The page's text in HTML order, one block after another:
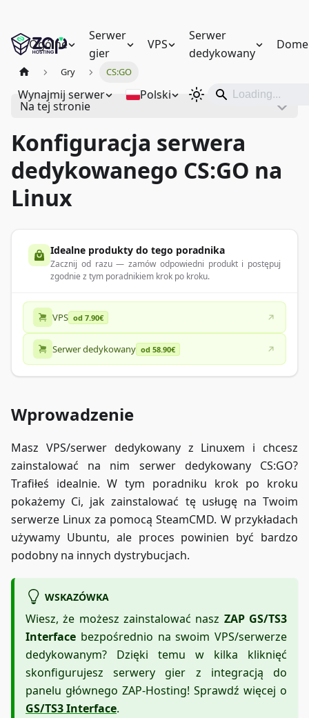
Ogólne
Serwer
gier
VPS
Serwer
dedykowany
Wynajmij serwer Polski
Gry CS:GO
Na tej stronie
Konfiguracja serwera
dedykowanego CS:GO na
Linux
Idealne produkty do tego poradnika
Zacznij od razu — zamów odpowiedni produkt i postępuj
zgodnie z tym poradnikiem krok po kroku.
VPS od 7.90€
Serwer dedykowany od 58.90€
Wprowadzenie
Masz VPS/serwer dedykowany z Linuxem i chcesz
zainstalować na nim serwer dedykowany CS:GO?
Trafiłeś idealnie. W tym poradniku krok po kroku
pokażemy Ci, jak zainstalować tę usługę na Twoim
serwerze Linux za pomocą SteamCMD. W przykładach
używamy Ubuntu, ale proces powinien być bardzo
podobny na innych dystrybucjach.
WSKAZÓWKA
Wiesz, że możesz zainstalować nasz ZAP GS/TS3
Interface bezpośrednio na swoim VPS/serwerze
dedykowanym? Dzięki temu w kilka kliknięć
skonfigurujesz serwery gier z integracją do
panelu głównego ZAP-Hosting! Sprawdź więcej o
GS/TS3 Interface.